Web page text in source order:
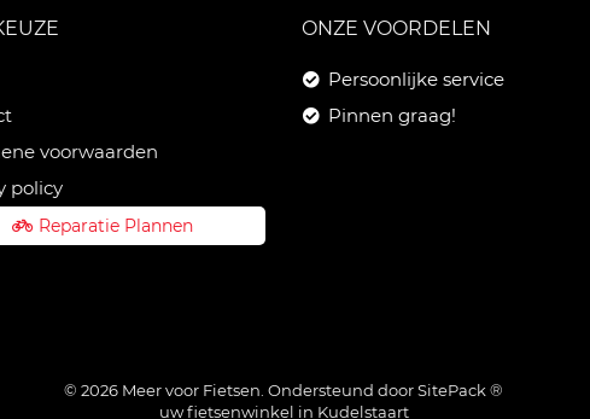
voorwaarden
policy
Reparatie Plannen
ONZE VOORDELEN
Persoonlijke service
Pinnen graag!
© 2026 Meer voor Fietsen. Ondersteund doorSitePack ®
uw fietsenwinkel in Kudelstaart